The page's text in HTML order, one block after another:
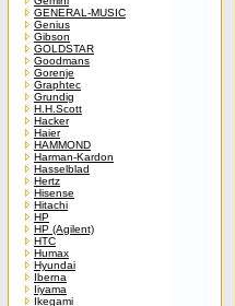
GENERAL-MUSIC
Genius
Gibson
GOLDSTAR
Goodmans
Gorenje
Graphtec
Grundig
H.H.Scott
Hacker
Haier
HAMMOND
Harman-Kardon
Hasselblad
Hertz
Hisense
Hitachi
HP
HP (Agilent)
HTC
Humax
Hyundai
Iberna
Iiyama
Ikegami